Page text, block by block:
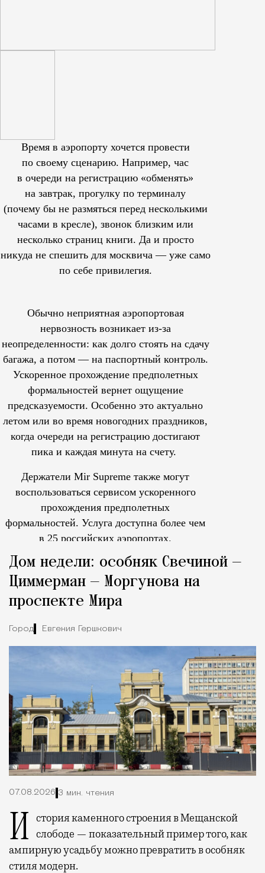
Время в аэропорту хочется провести
по своему сценарию. Например, час
в очереди на регистрацию «обменять»
на завтрак, прогулку по терминалу
(почему бы не размяться перед несколькими
часами в кресле), звонок близким или
несколько страниц книги. Да и просто
никуда не спешить для москвича — уже само
по себе привилегия.
Обычно неприятная аэропортовая
нервозность возникает из-за
неопределенности: как долго стоять на сдачу
багажа, а потом — на паспортный контроль.
Ускоренное прохождение предполетных
формальностей вернет ощущение
предсказуемости. Особенно это актуально
летом или во время новогодних праздников,
когда очереди на регистрацию достигают
пика и каждая минута на счету.
Держатели Mir Supreme также могут
воспользоваться сервисом ускоренного
прохождения предполетных
формальностей. Услуга доступна более чем
в 25 российских аэропортах.
Дом недели: особняк Свечиной —
Циммерман — Моргунова на
проспекте Мира
Город Евгения Гершкович
07.08.2026 3 мин. чтения
История каменного строения в Мещанской слободе — показательный пример того, как
ампирную усадьбу можно превратить в особняк
стиля модерн.